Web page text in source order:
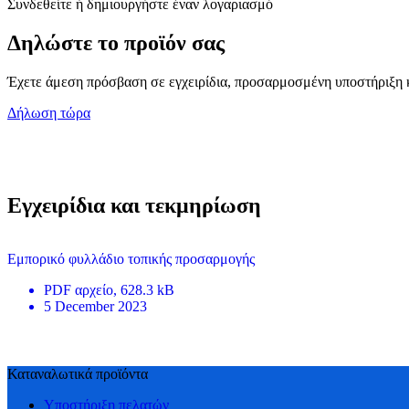
Συνδεθείτε ή δημιουργήστε έναν λογαριασμό
Δηλώστε το προϊόν σας
Έχετε άμεση πρόσβαση σε εγχειρίδια, προσαρμοσμένη
Δήλωση τώρα
Εγχειρίδια και τεκμηρίωση
Εμπορικό φυλλάδιο τοπικής προσαρμογής
PDF αρχείο, 628.3 kB
5 December 2023
Καταναλωτικά προϊόντα
Υποστήριξη πελατών